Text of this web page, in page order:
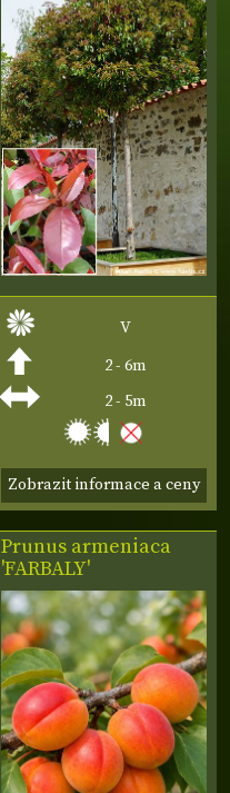
V
2 - 6m
2 - 5m
Zobrazit informace a ceny
Prunus armeniaca
'FARBALY'